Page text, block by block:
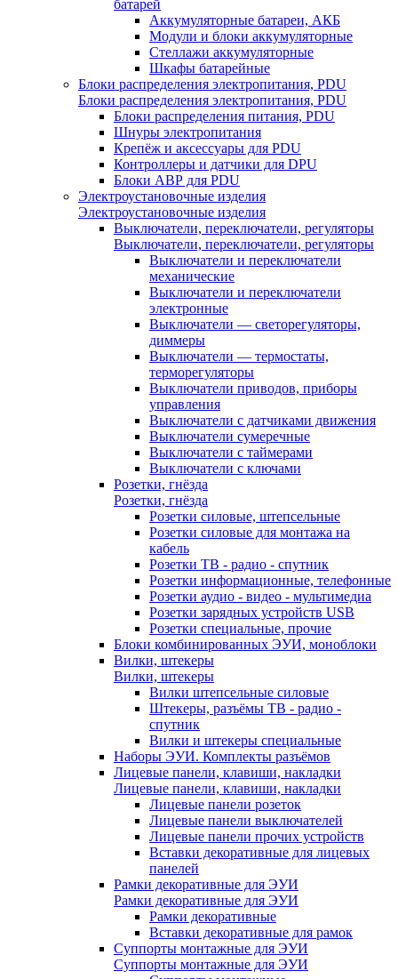
батарей
Аккумуляторные батареи, АКБ
Модули и блоки аккумуляторные
Стеллажи аккумуляторные
Шкафы батарейные
Блоки распределения электропитания, PDU
Блоки распределения электропитания, PDU
Блоки распределения питания, PDU
Шнуры электропитания
Крепёж и аксессуары для PDU
Контроллеры и датчики для DPU
Блоки АВР для PDU
Электроустановочные изделия
Электроустановочные изделия
Выключатели, переключатели, регуляторы
Выключатели, переключатели, регуляторы
Выключатели и переключатели
механические
Выключатели и переключатели
электронные
Выключатели — светорегуляторы,
диммеры
Выключатели — термостаты,
терморегуляторы
Выключатели приводов, приборы
управления
Выключатели с датчиками движения
Выключатели сумеречные
Выключатели с таймерами
Выключатели с ключами
Розетки, гнёзда
Розетки, гнёзда
Розетки силовые, штепсельные
Розетки силовые для монтажа на
кабель
Розетки ТВ - радио - спутник
Розетки информационные, телефонные
Розетки аудио - видео - мультимедиа
Розетки зарядных устройств USB
Розетки специальные, прочие
Блоки комбинированных ЭУИ, моноблоки
Вилки, штекеры
Вилки, штекеры
Вилки штепсельные силовые
Штекеры, разъёмы ТВ - радио -
спутник
Вилки и штекеры специальные
Наборы ЭУИ. Комплекты разъёмов
Лицевые панели, клавиши, накладки
Лицевые панели, клавиши, накладки
Лицевые панели розеток
Лицевые панели выключателей
Лицевые панели прочих устройств
Вставки декоративные для лицевых
панелей
Рамки декоративные для ЭУИ
Рамки декоративные для ЭУИ
Рамки декоративные
Вставки декоративные для рамок
Суппорты монтажные для ЭУИ
Суппорты монтажные для ЭУИ